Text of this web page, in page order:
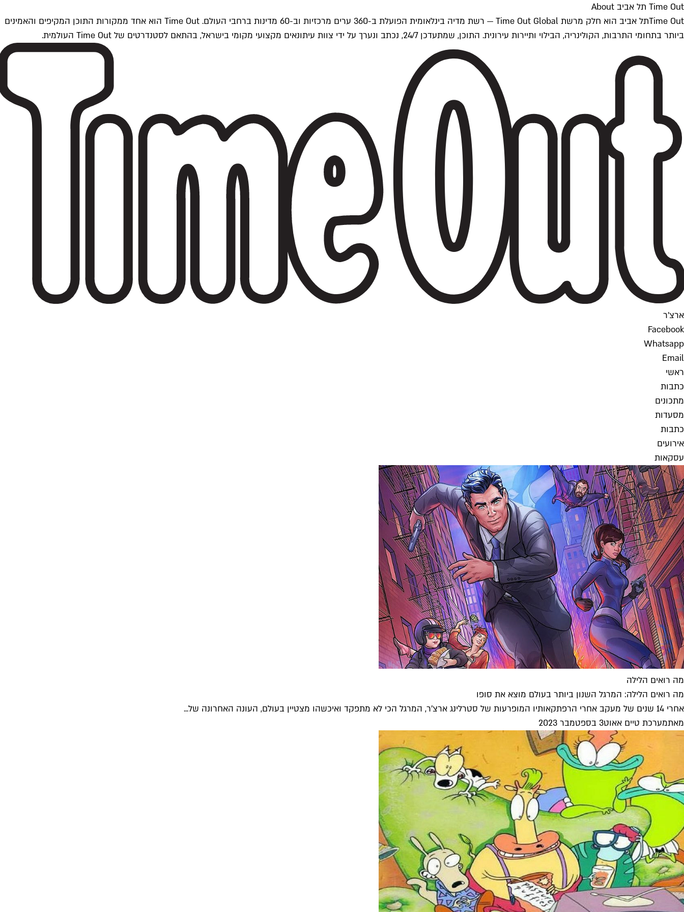
Time Out תל אביב About
Time Outתל אביב הוא חלק מרשת Time Out Global — רשת מדיה בינלאומית הפועלת ב-360 ערים מרכזיות וב-60 מדינות ברחבי העולם. Time Out הוא אחד ממקורות התוכן המקיפים והאמינים
ביותר בתחומי התרבות, הקולינריה, הבילוי ותיירות עירונית. התוכן, שמתעדכן 24/7, נכתב ונערך על ידי צוות עיתונאים מקצועי מקומי בישראל, בהתאם לסטנדרטים של Time Out העולמית.
ארצ'ר
Facebook
Whatsapp
Email
ראשי
כתבות
מתכונים
מסעדות
כתבות
אירועים
עסקאות
מה רואים הלילה
מה רואים הלילה: המרגל השנון ביותר בעולם מוצא את סופו
אחרי 14 שנים של מעקב אחרי הרפתקאותיו המופרעות של סטרלינג ארצ'ר, המרגל הכי לא מתפקד ואיכשהו מצטיין בעולם, העונה האחרונה של...
מאתמערכת טיים אאוט3 בספטמבר 2023